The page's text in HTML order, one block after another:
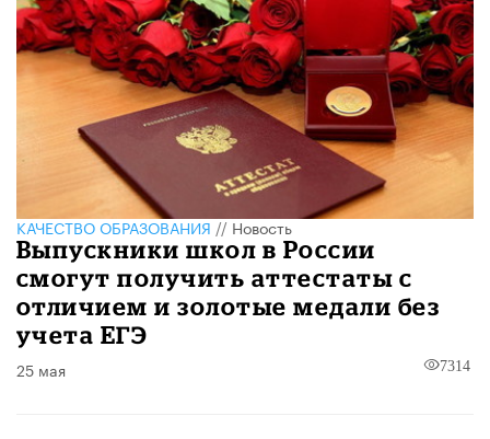
КАЧЕСТВО ОБРАЗОВАНИЯ//Новость
Выпускники школ в России
смогут получить аттестаты с
отличием и золотые медали без
учета ЕГЭ
25 мая 7314